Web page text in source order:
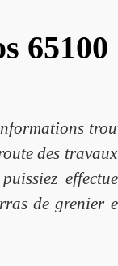
65100
des
de grenier